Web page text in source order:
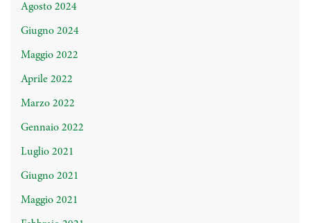
Agosto 2024
Giugno 2024
Maggio 2022
Aprile 2022
Marzo 2022
Gennaio 2022
Luglio 2021
Giugno 2021
Maggio 2021